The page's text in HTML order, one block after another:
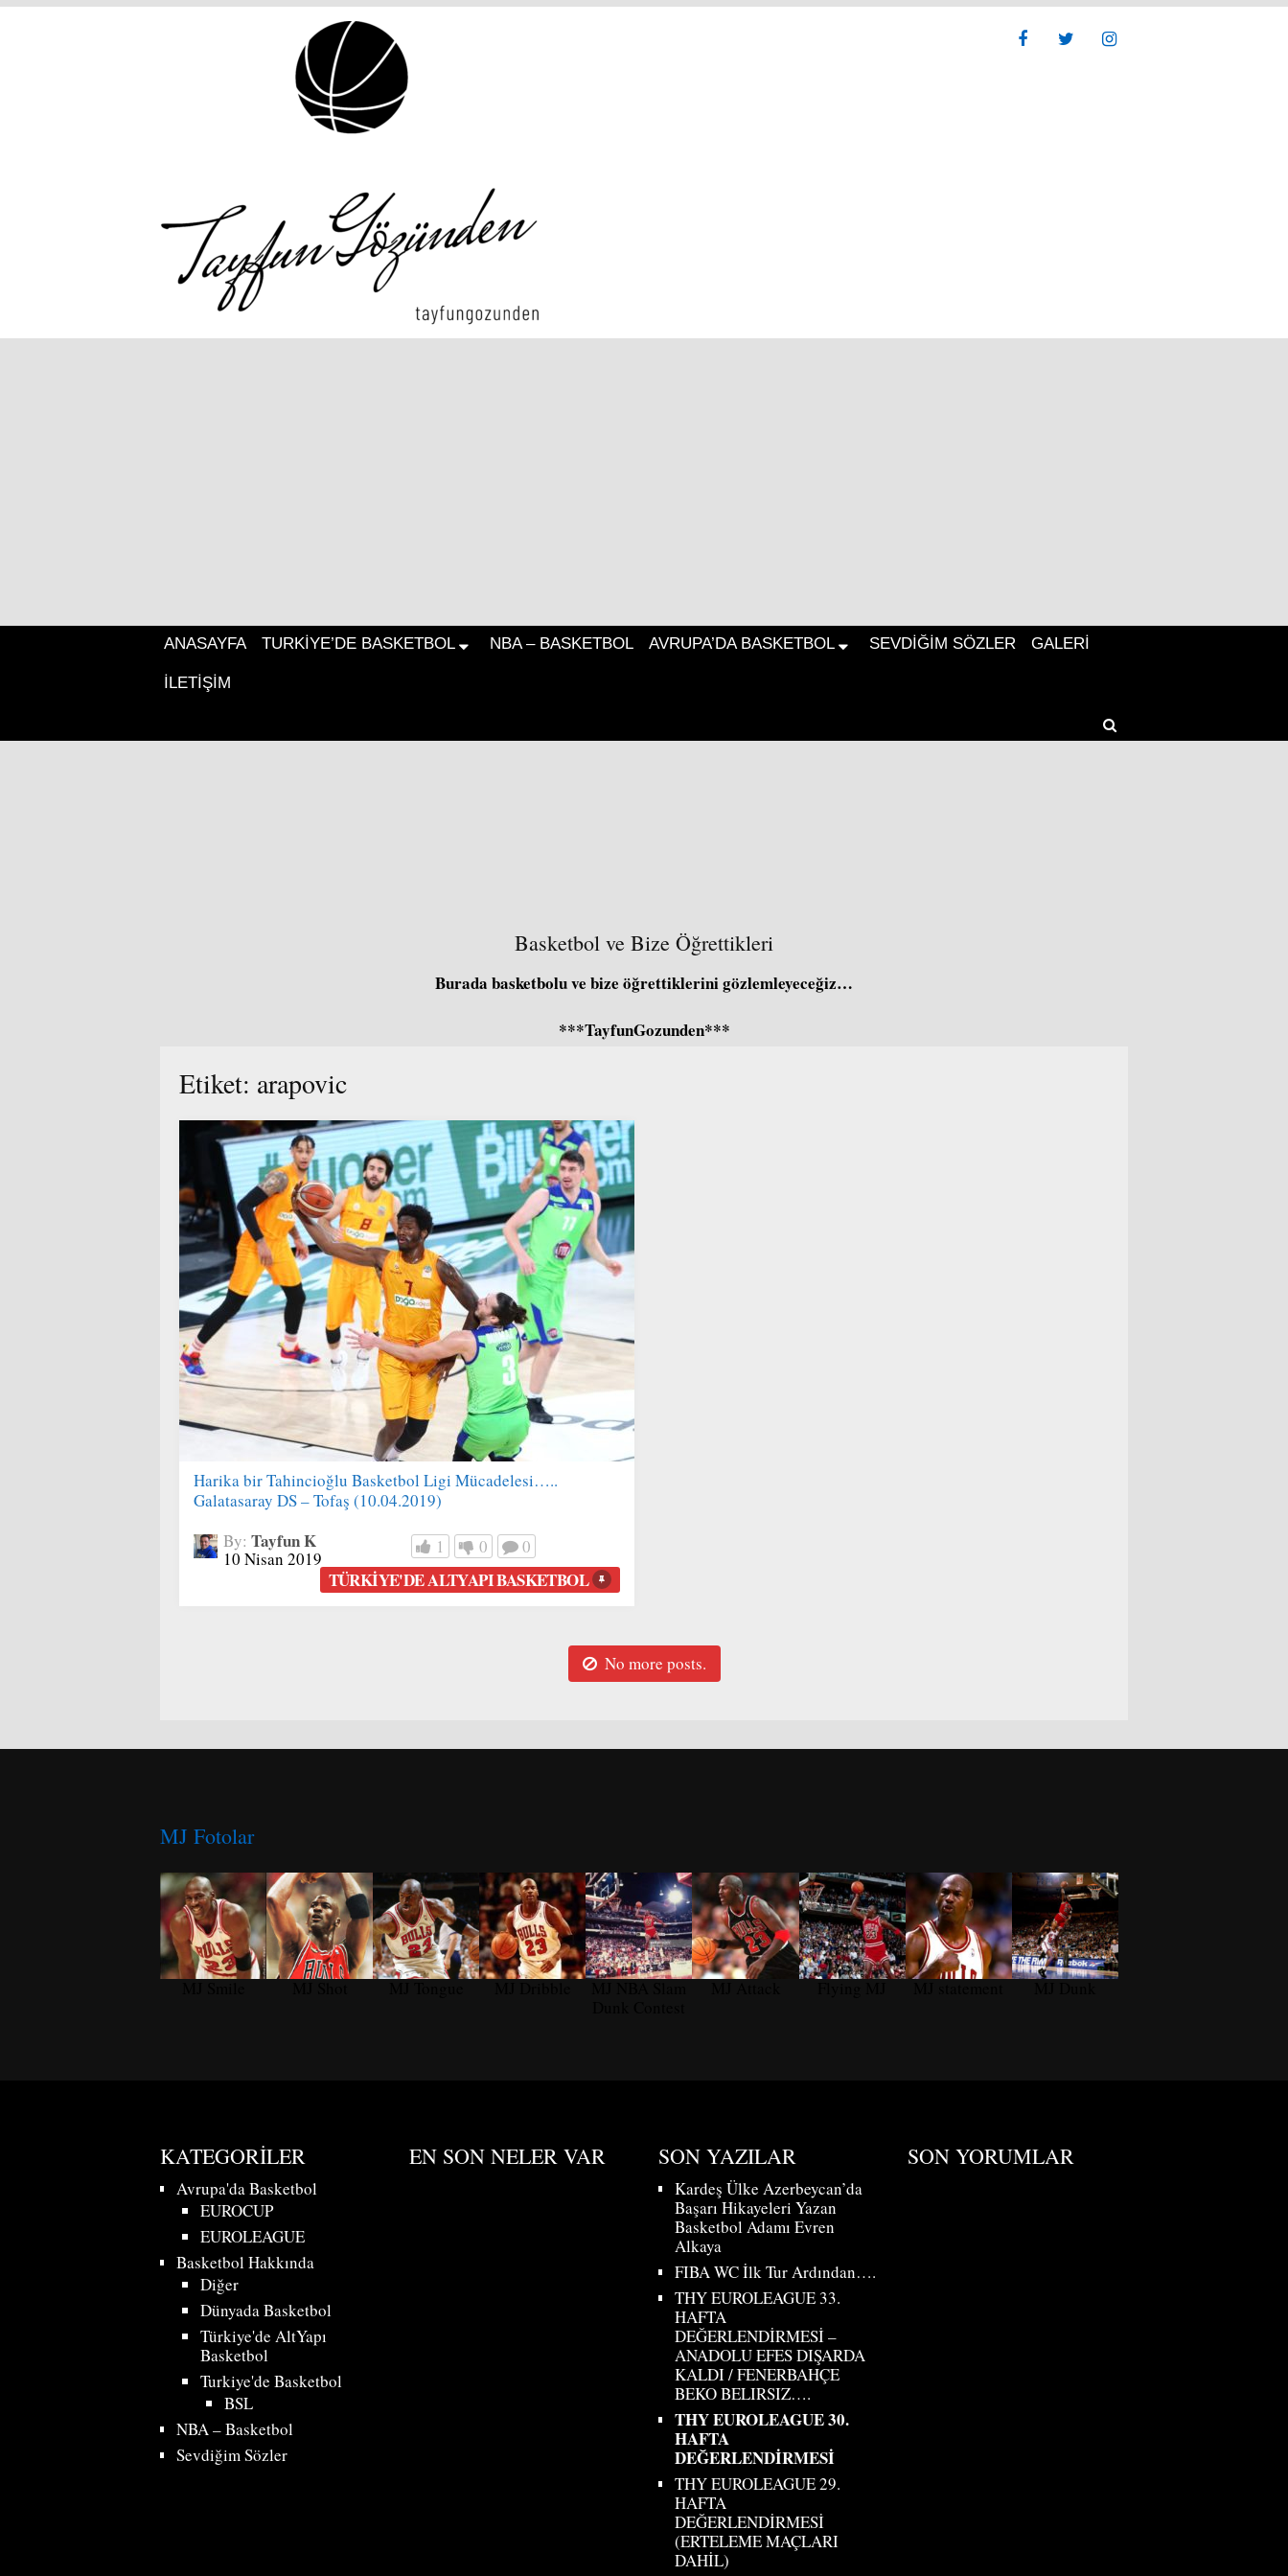
ANASAYFA TURKIYE’DE BASKETBOL NBA – BASKETBOL AVRUPA’DA BASKETBOL SEVDIĞIM SÖZLER GALERI
İLETIŞIM
Basketbol ve Bize Öğrettikleri
Burada basketbolu ve bize öğrettiklerini gözlemleyeceğiz…
***TayfunGozunden***
Etiket: arapovic
Harika bir Tahincioğlu Basketbol Ligi Mücadelesi…..
Galatasaray DS – Tofaş (10.04.2019)
By: Tayfun K
10 Nisan 2019
1 0 0
TÜRKIYE'DE ALTYAPI BASKETBOL
No more posts.
MJ Fotolar
KATEGORILER
Avrupa'da Basketbol
EUROCUP
EUROLEAGUE
Basketbol Hakkında
Diğer
Dünyada Basketbol
Türkiye'de AltYapı
Basketbol
Turkiye'de Basketbol
BSL
NBA – Basketbol
Sevdiğim Sözler
EN SON NELER VAR SON YAZILAR
Kardeş Ülke Azerbeycan’da
Başarı Hikayeleri Yazan
Basketbol Adamı Evren
Alkaya
FIBA WC İlk Tur Ardından….
THY EUROLEAGUE 33.
HAFTA
DEĞERLENDİRMESİ –
ANADOLU EFES DIŞARDA
KALDI / FENERBAHÇE
BEKO BELIRSIZ….
THY EUROLEAGUE 30.
HAFTA
DEĞERLENDİRMESİ
THY EUROLEAGUE 29.
HAFTA
DEĞERLENDİRMESİ
(ERTELEME MAÇLARI
DAHİL)
SON YORUMLAR